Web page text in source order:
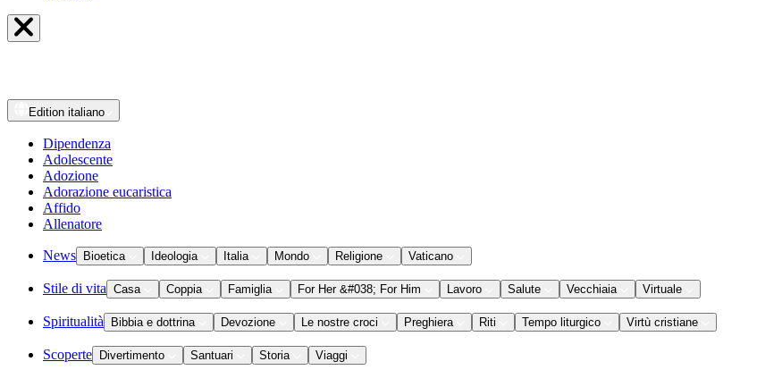
Edition italiano
Dipendenza
Adolescente
Adozione
Adorazione eucaristica
Affido
Allenatore
News Bioetica Ideologia Italia Mondo Religione Vaticano
Stile di vita Casa Coppia Famiglia For Her &#038; For Him Lavoro Salute Vecchiaia Virtuale
Spiritualità Bibbia e dottrina Devozione Le nostre croci Preghiera Riti Tempo liturgico Virtù cristiane
Scoperte Divertimento Santuari Storia Viaggi